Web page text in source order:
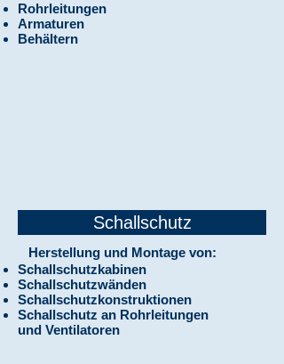
Schallschutz
Rohrleitungen
Armaturen
Behältern
Herstellung und Montage von:
Schallschutzkabinen
Schallschutzwänden
Schallschutzkonstruktionen
Schallschutz an Rohrleitungen
und Ventilatoren